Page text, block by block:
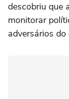
descobriu que
monitorar
adversários